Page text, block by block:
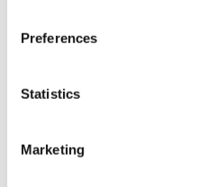
Preferences
Statistics
Marketing
登山家に限ったことでは
が備わっている。その証拠
体をつくってくれた。はば
たら真似してみろ」と、読
きるのか」が、一日を無
のにするかにつながる。表